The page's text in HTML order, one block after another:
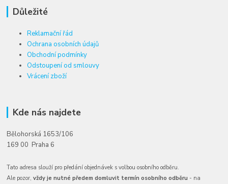
Důležité
Reklamační řád
Ochrana osobních údajů
Obchodní podmínky
Odstoupení od smlouvy
Vrácení zboží
Kde nás najdete
Bělohorská 1653/106
169 00 Praha 6
Tato adresa slouží pro předání objednávek s volbou osobního odběru.
Ale pozor,vždy je nutné předem domluvit termín osobního odběru - na